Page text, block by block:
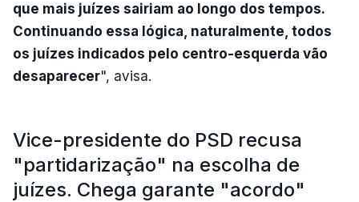
que mais juízes sairiam ao longo dos tempos.
Continuando essa lógica, naturalmente, todos
os juízes indicados pelo centro-esquerda vão
desaparecer", avisa.
Vice-presidente do PSD recusa
"partidarização" na escolha de
juízes. Chega garante "acordo"